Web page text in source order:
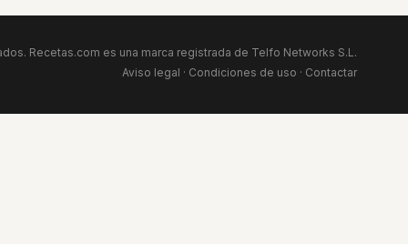
Recetas.com es una marca registrada de Telfo Networks S.L.
Aviso legal · Condiciones de uso · Contactar